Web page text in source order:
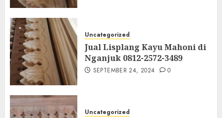
Uncategorized
Jual Lisplang Kayu Mahoni di
Nganjuk 0812-2572-3489
SEPTEMBER 24, 2024 0
Uncategorized